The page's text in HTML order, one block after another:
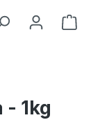
- 1kg